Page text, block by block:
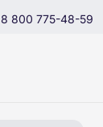
8 800 775-48-59